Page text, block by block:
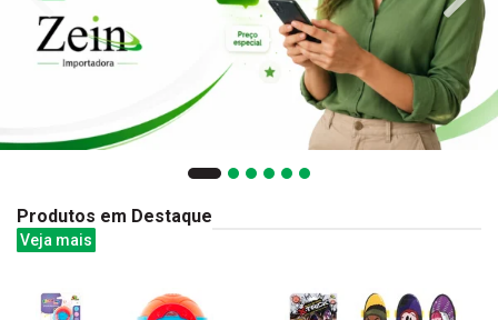
Produtos em Destaque
Veja mais